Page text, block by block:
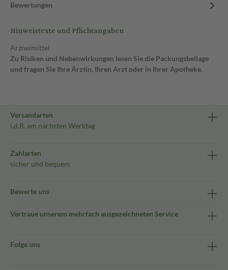
Bewertungen
Hinweistexte und Pflichtangaben
Arzneimittel
Zu Risiken und Nebenwirkungen lesen Sie die Packungsbeilage
und fragen Sie Ihre Ärztin, Ihren Arzt oder in Ihrer Apotheke.
Versandarten
i.d.R. am nächsten Werktag
Zahlarten
sicher und bequem
Bewerte uns
Vertraue unserem mehrfach ausgezeichneten Service
Folge uns